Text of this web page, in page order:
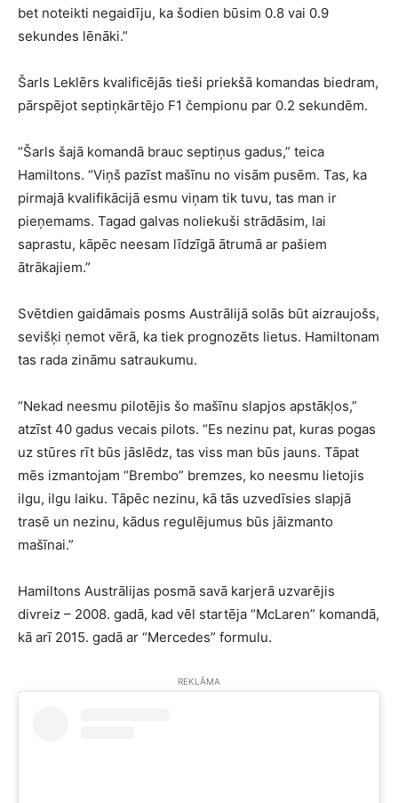
bet noteikti negaidīju, ka šodien būsim 0.8 vai 0.9
sekundes lēnāki.”
Šarls Leklērs kvalificējās tieši priekšā komandas biedram,
pārspējot septiņkārtējo F1 čempionu par 0.2 sekundēm.
“Šarls šajā komandā brauc septiņus gadus,” teica
Hamiltons. “Viņš pazīst mašīnu no visām pusēm. Tas, ka
pirmajā kvalifikācijā esmu viņam tik tuvu, tas man ir
pieņemams. Tagad galvas noliekuši strādāsim, lai
saprastu, kāpēc neesam līdzīgā ātrumā ar pašiem
ātrākajiem.”
Svētdien gaidāmais posms Austrālijā solās būt aizraujošs,
sevišķi ņemot vērā, ka tiek prognozēts lietus. Hamiltonam
tas rada zināmu satraukumu.
“Nekad neesmu pilotējis šo mašīnu slapjos apstākļos,”
atzīst 40 gadus vecais pilots. “Es nezinu pat, kuras pogas
uz stūres rīt būs jāslēdz, tas viss man būs jauns. Tāpat
mēs izmantojam “Brembo” bremzes, ko neesmu lietojis
ilgu, ilgu laiku. Tāpēc nezinu, kā tās uzvedīsies slapjā
trasē un nezinu, kādus regulējumus būs jāizmanto
mašīnai.”
Hamiltons Austrālijas posmā savā karjerā uzvarējis
divreiz – 2008. gadā, kad vēl startēja “McLaren” komandā,
kā arī 2015. gadā ar “Mercedes” formulu.
REKLĀMA